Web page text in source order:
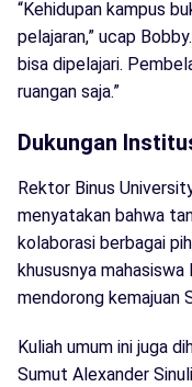
“Kehidupan kampus
pelajaran,” ucap
bisa dipelajari.
ruangan saja.”
Dukungan
Rektor Binus
menyatakan bahwa
kolaborasi berbagai
khususnya
mendorong kemajuan
Kuliah umum ini juga
Sumut Alexander